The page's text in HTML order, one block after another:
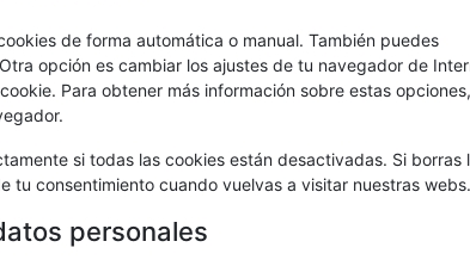
de forma automática o manual. También puedes
opción es cambiar los ajustes de tu navegador de
Para obtener más información sobre estas opciones,
si todas las cookies están desactivadas. Si borras
tu consentimiento cuando vuelvas a visitar nuestras webs.
personales